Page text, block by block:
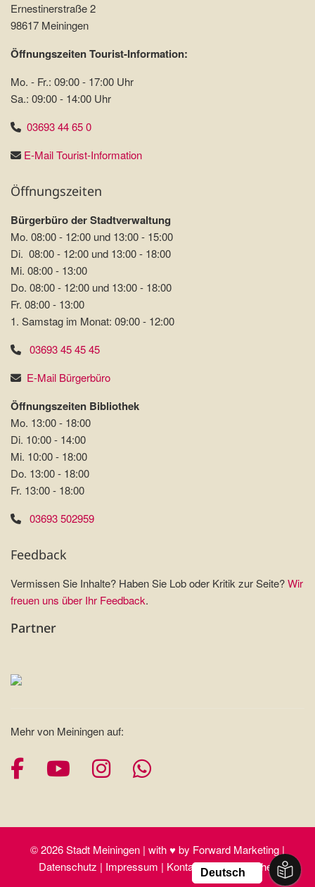
Ernestinerstraße 2
98617 Meiningen
Öffnungszeiten Tourist-Information:
Mo. - Fr.: 09:00 - 17:00 Uhr
Sa.: 09:00 - 14:00 Uhr
03693 44 65 0
E-Mail Tourist-Information
Öffnungszeiten
Bürgerbüro der Stadtverwaltung
Mo. 08:00 - 12:00 und 13:00 - 15:00
Di. 08:00 - 12:00 und 13:00 - 18:00
Mi. 08:00 - 13:00
Do. 08:00 - 12:00 und 13:00 - 18:00
Fr. 08:00 - 13:00
1. Samstag im Monat: 09:00 - 12:00
03693 45 45 45
E-Mail Bürgerbüro
Öffnungszeiten Bibliothek
Mo. 13:00 - 18:00
Di. 10:00 - 14:00
Mi. 10:00 - 18:00
Do. 13:00 - 18:00
Fr. 13:00 - 18:00
03693 502959
Feedback
Vermissen Sie Inhalte? Haben Sie Lob oder Kritik zur Seite?Wir
freuen uns über Ihr Feedback.
Partner
Mehr von Meiningen auf:
FacebookYouTube
InstagramWhatsapp
© 2026 Stadt Meiningen | with ♥ by Forward Marketing |
Datenschutz | Impressum | Kontakt | Barrierefreiheit